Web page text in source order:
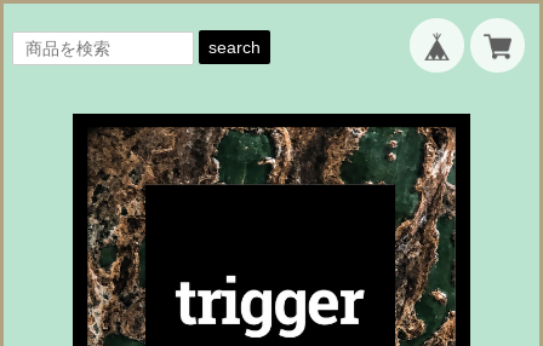
search